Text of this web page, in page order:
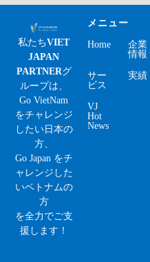
私たちVIET
JAPAN
PARTNERグ
ループは、
Go VietNam
をチャレンジ
したい日本の
方、
Go Japan をチ
ャレンジした
いベトナムの
方
を全力でご支
援します！
メニュー
Home
企業
情報
サー
ビス
実績
VJ
Hot
News